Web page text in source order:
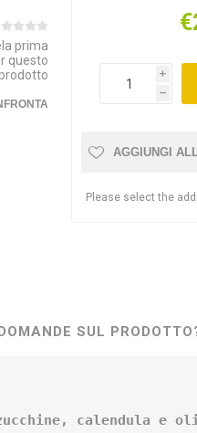
prima
questo
i
h
AGGIUNGI
Please select the
SUL
calendula e